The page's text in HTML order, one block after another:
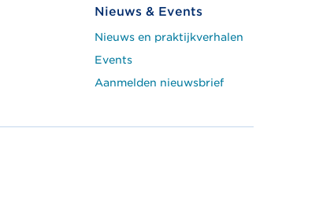
Nieuws & Events
Nieuws en praktijkverhalen
Events
Aanmelden nieuwsbrief